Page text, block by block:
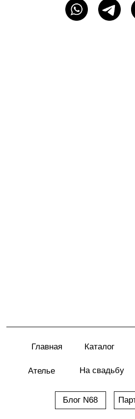
ИП Байбакова Н. А. ОГРНИП: 320715400052483
Политика конфиденциальности